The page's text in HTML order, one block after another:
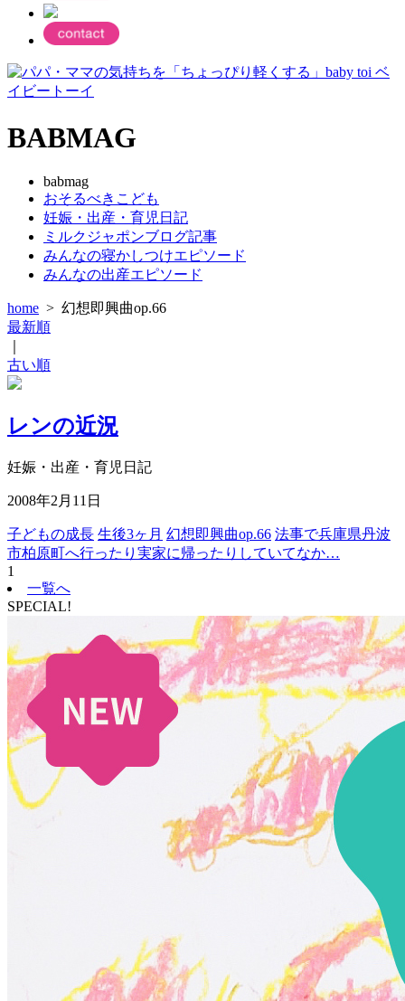
BABMAG
babmag
おそるべきこども
妊娠・出産・育児日記
ミルクジャポンブログ記事
みんなの寝かしつけエピソード
みんなの出産エピソード
home > 幻想即興曲op.66
最新順
古い順
レンの近況
妊娠・出産・育児日記
2008年2月11日
子どもの成長 生後3ヶ月 幻想即興曲op.66 法事で兵庫県丹波
市柏原町へ行ったり実家に帰ったりしていてなか…
1
一覧へ
SPECIAL!